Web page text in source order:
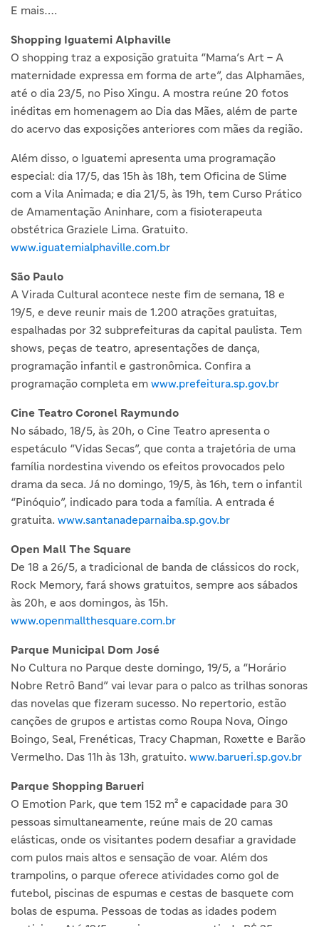
E mais….
Shopping Iguatemi Alphaville
O shopping traz a exposição gratuita “Mama’s Art – A
maternidade expressa em forma de arte”, das Alphamães,
até o dia 23/5, no Piso Xingu. A mostra reúne 20 fotos
inéditas em homenagem ao Dia das Mães, além de parte
do acervo das exposições anteriores com mães da região.
Além disso, o Iguatemi apresenta uma programação
especial: dia 17/5, das 15h às 18h, tem Oficina de Slime
com a Vila Animada; e dia 21/5, às 19h, tem Curso Prático
de Amamentação Aninhare, com a fisioterapeuta
obstétrica Graziele Lima. Gratuito.
www.iguatemialphaville.com.br
São Paulo
A Virada Cultural acontece neste fim de semana, 18 e
19/5, e deve reunir mais de 1.200 atrações gratuitas,
espalhadas por 32 subprefeituras da capital paulista. Tem
shows, peças de teatro, apresentações de dança,
programação infantil e gastronômica. Confira a
programação completa em www.prefeitura.sp.gov.br
Cine Teatro Coronel Raymundo
No sábado, 18/5, às 20h, o Cine Teatro apresenta o
espetáculo “Vidas Secas”, que conta a trajetória de uma
família nordestina vivendo os efeitos provocados pelo
drama da seca. Já no domingo, 19/5, às 16h, tem o infantil
“Pinóquio”, indicado para toda a família. A entrada é
gratuita. www.santanadeparnaiba.sp.gov.br
Open Mall The Square
De 18 a 26/5, a tradicional de banda de clássicos do rock,
Rock Memory, fará shows gratuitos, sempre aos sábados
às 20h, e aos domingos, às 15h.
www.openmallthesquare.com.br
Parque Municipal Dom José
No Cultura no Parque deste domingo, 19/5, a “Horário
Nobre Retrô Band” vai levar para o palco as trilhas sonoras
das novelas que fizeram sucesso. No repertorio, estão
canções de grupos e artistas como Roupa Nova, Oingo
Boingo, Seal, Frenéticas, Tracy Chapman, Roxette e Barão
Vermelho. Das 11h às 13h, gratuito. www.barueri.sp.gov.br
Parque Shopping Barueri
O Emotion Park, que tem 152 m² e capacidade para 30
pessoas simultaneamente, reúne mais de 20 camas
elásticas, onde os visitantes podem desafiar a gravidade
com pulos mais altos e sensação de voar. Além dos
trampolins, o parque oferece atividades como gol de
futebol, piscinas de espumas e cestas de basquete com
bolas de espuma. Pessoas de todas as idades podem